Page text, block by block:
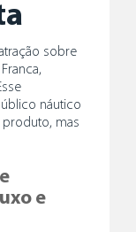
sobre
náutico
produto, mas
e